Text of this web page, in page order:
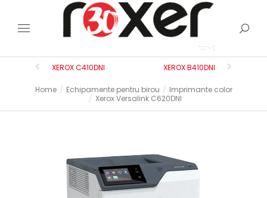
You are here:
Home Echipamente pentru birou
Imprimante color
Xerox Versalink C620DNI
XEROX C410DNI XEROX B410DNI